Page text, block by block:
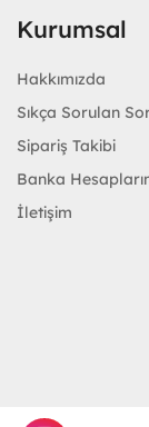
Kurumsal
Hakkımızda
Sıkça Sorulan
Sipariş Takibi
Banka
İletişim